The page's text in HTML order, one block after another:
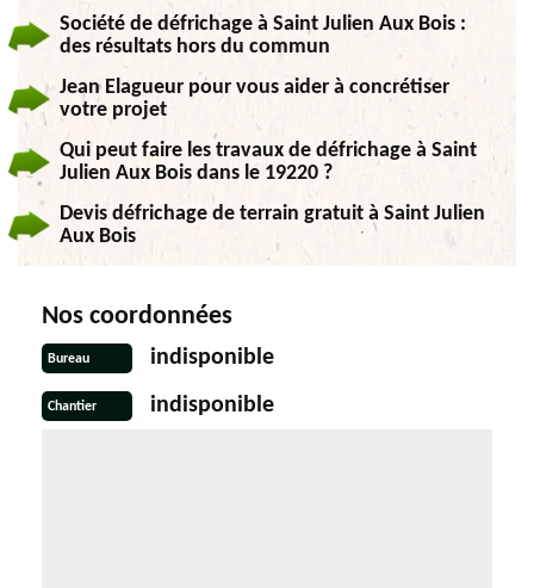
Société de défrichage à Saint Julien Aux Bois :
des résultats hors du commun
Jean Elagueur pour vous aider à concrétiser
votre projet
Qui peut faire les travaux de défrichage à Saint
Julien Aux Bois dans le 19220 ?
Devis défrichage de terrain gratuit à Saint Julien
Aux Bois
Nos coordonnées
Bureau indisponible
Chantier indisponible